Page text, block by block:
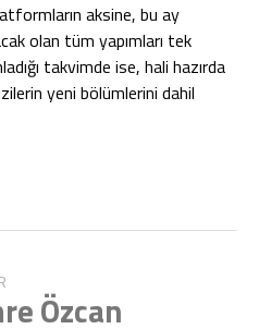
aksine, bu ay
olan tüm yapımları tek
takvimde ise, hali hazırda
yeni bölümlerini dahil
Özcan